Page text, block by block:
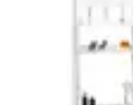
Techniques et Astuces
Conseils et astuces
Maquillage Hybride